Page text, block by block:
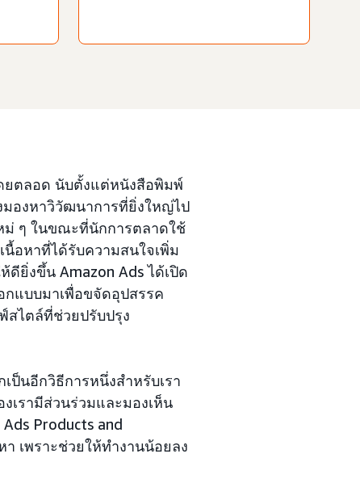
ยตลอด นับตั้งแต่หนังสือพิมพ์
องหาวิวัฒนาการที่ยิ่งใหญ่ไป
ม่ ๆ ในขณะที่นักการตลาดใช้
นื้อหาที่ได้รับความสนใจเพิ่ม
ยิ่งขึ้น Amazon Ads ได้เปิด
กแบบมาเพื่อขจัดอุปสรรค
สไตล์ที่ช่วยปรับปรุง
ป็นอีกวิธีการหนึ่งสำหรับเรา
รามีส่วนร่วมและมองเห็น
Products and
เพราะช่วยให้ทำงานน้อยลง